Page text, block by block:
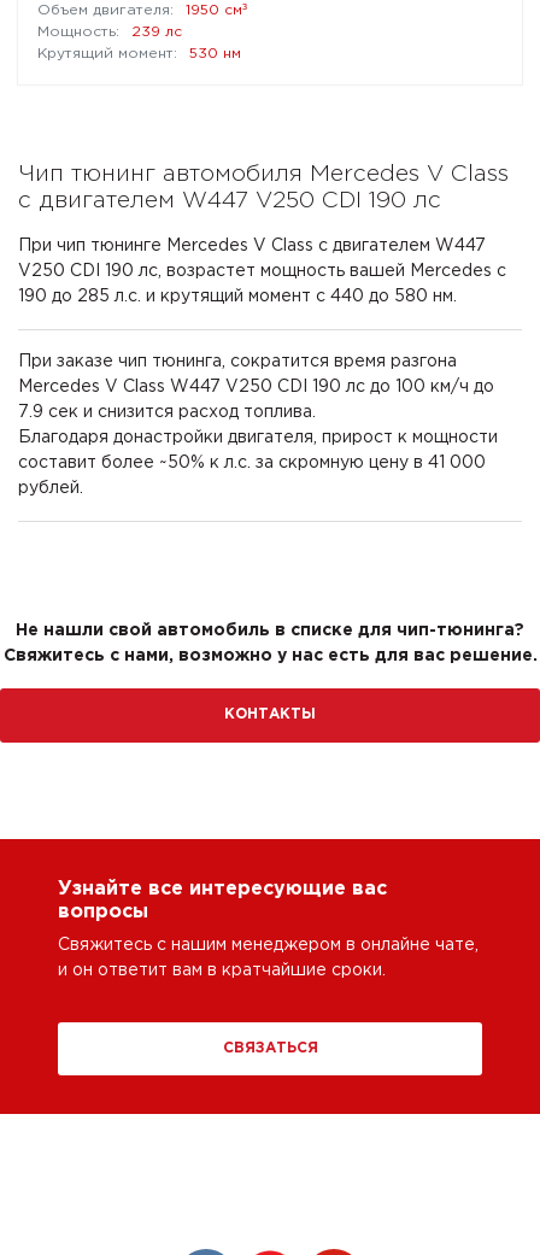
1950 см³
239 лс
530 нм
Чип тюнинг автомобиля Mercedes V Class
с двигателем W447 V250 CDI 190 лс
При чип тюнинге Mercedes V Class с двигателем W447
V250 CDI 190 лс, возрастет мощность вашей Mercedes с
190 до 285 л.с. и крутящий момент с 440 до 580 нм.
При заказе чип тюнинга, сократится время разгона
Mercedes V Class W447 V250 CDI 190 лс до 100 км/ч до
7.9 сек и снизится расход топлива.
Благодаря донастройки двигателя, прирост к мощности
составит более ~50% к л.с. за скромную цену в 41 000
рублей.
Не нашли свой автомобиль в списке для чип-тюнинга?
Свяжитесь с нами, возможно у нас есть для вас решение.
КОНТАКТЫ
Узнайте все интересующие вас
вопросы
Свяжитесь с нашим менеджером в онлайне чате,
и он ответит вам в кратчайшие сроки.
СВЯЗАТЬСЯ